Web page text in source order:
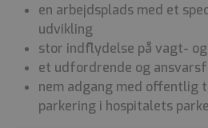
en arbejdsplads med et
udvikling
stor indflydelse på vagt-
et udfordrende og
nem adgang med offentlig
parkering i hospitalets